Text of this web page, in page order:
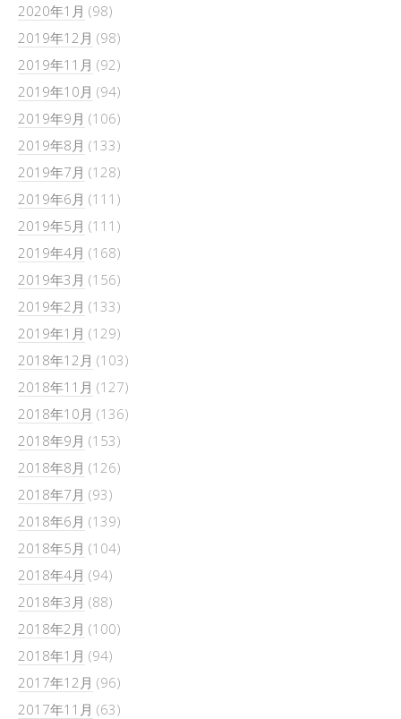
2020年1月 (98)
2019年12月 (98)
2019年11月 (92)
2019年10月 (94)
2019年9月 (106)
2019年8月 (133)
2019年7月 (128)
2019年6月 (111)
2019年5月 (111)
2019年4月 (168)
2019年3月 (156)
2019年2月 (133)
2019年1月 (129)
2018年12月 (103)
2018年11月 (127)
2018年10月 (136)
2018年9月 (153)
2018年8月 (126)
2018年7月 (93)
2018年6月 (139)
2018年5月 (104)
2018年4月 (94)
2018年3月 (88)
2018年2月 (100)
2018年1月 (94)
2017年12月 (96)
2017年11月 (63)